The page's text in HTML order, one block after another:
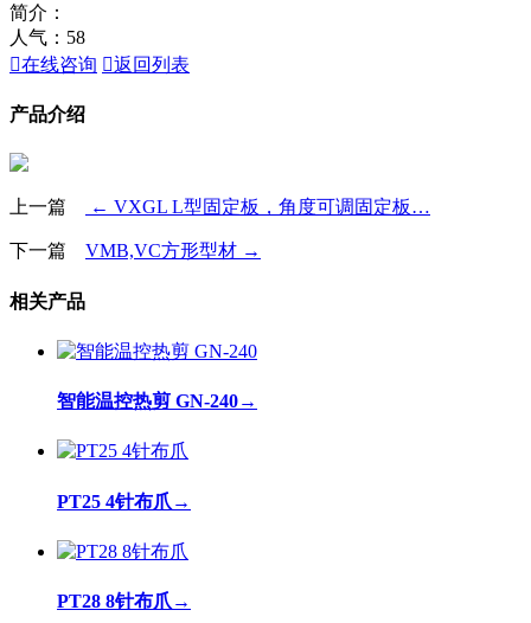
简介：
人气： 58
在线咨询 返回列表
产品介绍
上一篇 ← VXGL L型固定板，角度可调固定板…
下一篇 VMB,VC方形型材 →
相关产品
智能温控热剪 GN-240→
PT25 4针布爪 →
PT28 8针布爪 →